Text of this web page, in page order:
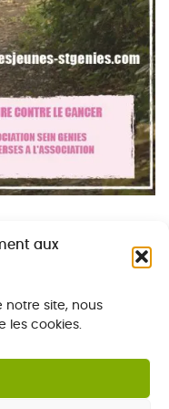
aux
notre site, nous
les cookies.